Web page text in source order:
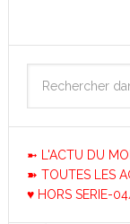
➼ L'ACTU DU
➽ TOUTES LES
♥ HORS SERIE-